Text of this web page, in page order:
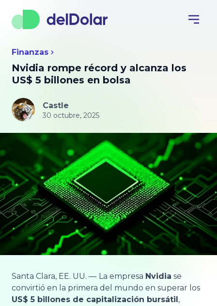
Finanzas
Nvidia rompe récord y alcanza los
US$ 5 billones en bolsa
Castle
30 octubre, 2025
Santa Clara, EE. UU. — La empresa Nvidia se
convirtió en la primera del mundo en superar los
US$ 5 billones de capitalización bursátil,